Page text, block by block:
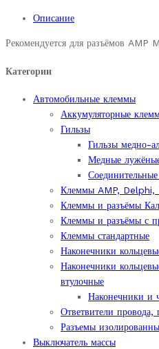
D=16,2
mm.
1
quantity
Описание
Рекомендуется для разъёмов AMP
Категории
Автомобильные клеммы
Аккумуляторные
Гильзы
Гильзы медно-
Медные
Клеммы AMP, Delphi,
Клеммы и разъёмы
Клеммы и разъёмы с
Клеммы стандартные
Наконечники
Наконечники
втулочные
Наконечники и
Ответвители провода,
Разъемы
Выключатель массы